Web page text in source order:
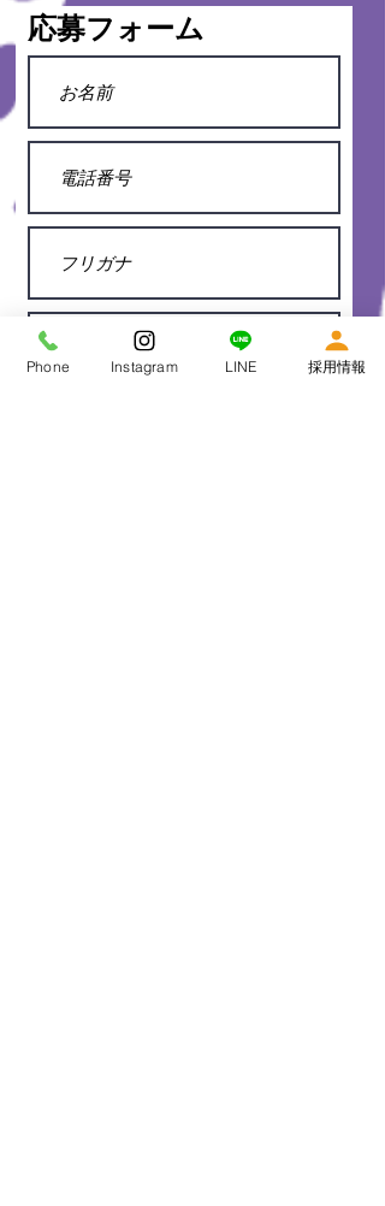
​応募フォーム
Phone Instagram LINE 採用情報